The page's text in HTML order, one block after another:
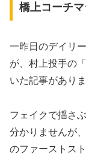
橋上コーチ
一昨日のデイリ
が、村上投手の
いた記事がありま
フェイクで揺さ
分かりませんが
のファーストス